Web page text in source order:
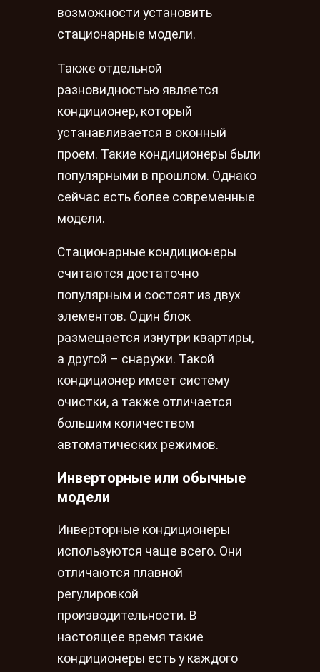
возможности установить
стационарные модели.
Также отдельной
разновидностью является
кондиционер, который
устанавливается в оконный
проем. Такие кондиционеры были
популярными в прошлом. Однако
сейчас есть более современные
модели.
Стационарные кондиционеры
считаются достаточно
популярным и состоят из двух
элементов. Один блок
размещается изнутри квартиры,
а другой – снаружи. Такой
кондиционер имеет систему
очистки, а также отличается
большим количеством
автоматических режимов.
Инверторные или обычные
модели
Инверторные кондиционеры
используются чаще всего. Они
отличаются плавной
регулировкой
производительности. В
настоящее время такие
кондиционеры есть у каждого